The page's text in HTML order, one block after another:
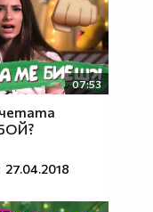
07:53
27.04.2018